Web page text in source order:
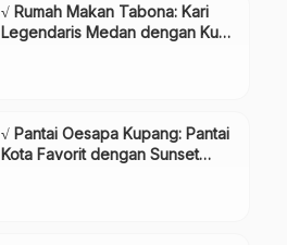
√ Rumah Makan Tabona: Kari
Legendaris Medan dengan Kuah
√ Pantai Oesapa Kupang: Pantai
Kota Favorit dengan Sunset